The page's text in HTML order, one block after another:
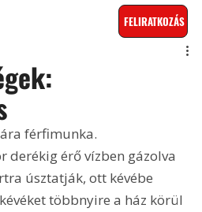
FELIRATKOZÁS
férfimunka.
derékig érő vízben gázolva
úsztatják, ott kévébe
többnyire a ház körül